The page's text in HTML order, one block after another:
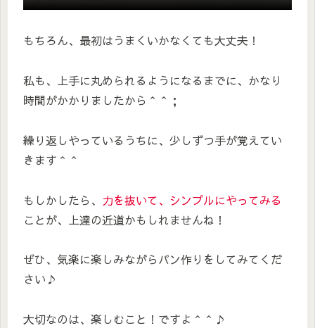
もちろん、最初はうまくいかなくても大丈夫！
私も、上手に丸められるようになるまでに、かなり
時間がかかりましたから＾＾；
繰り返しやっているうちに、少しずつ手が覚えてい
きます＾＾
もしかしたら、 力を抜いて、シンプルにやってみる
ことが、上達の近道かもしれませんね！
ぜひ、気楽に楽しみながらパン作りをしてみてくだ
さい♪
大切なのは、楽しむこと！ですよ＾＾♪